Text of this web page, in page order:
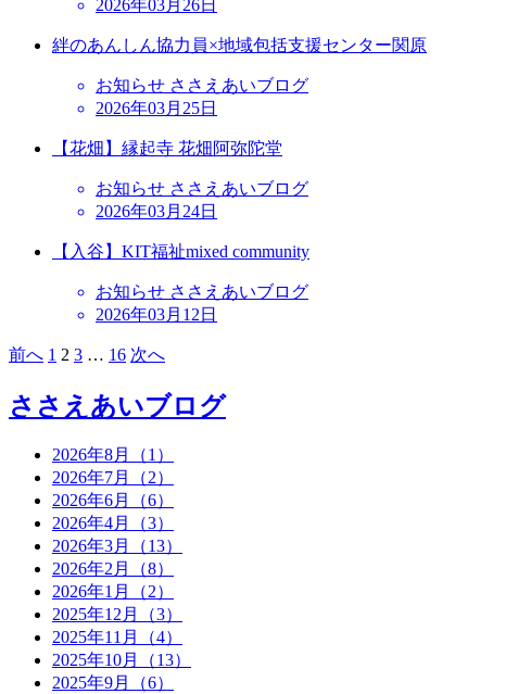
2026年03月26日
絆のあんしん協力員×地域包括支援センター関原
お知らせ ささえあいブログ
2026年03月25日
【花畑】縁起寺 花畑阿弥陀堂
お知らせ ささえあいブログ
2026年03月24日
【入谷】KIT福祉mixed community
お知らせ ささえあいブログ
2026年03月12日
前へ 1 2 3 … 16 次へ
ささえあいブログ
2026年8月（1）
2026年7月（2）
2026年6月（6）
2026年4月（3）
2026年3月（13）
2026年2月（8）
2026年1月（2）
2025年12月（3）
2025年11月（4）
2025年10月（13）
2025年9月（6）